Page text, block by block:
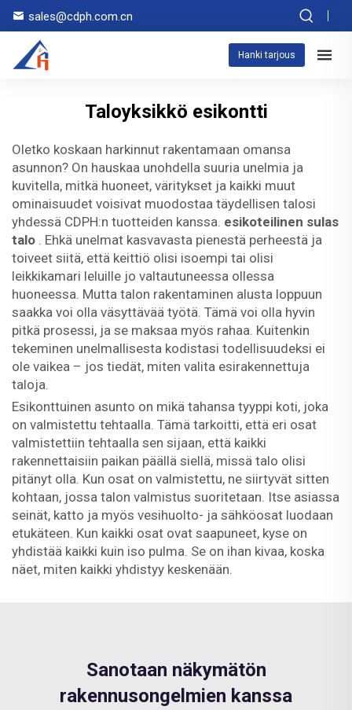
sales@cdph.com.cn
Hanki tarjous
Taloyksikkö esikontti
Oletko koskaan harkinnut rakentamaan omansa
asunnon? On hauskaa unohdella suuria unelmia ja
kuvitella, mitkä huoneet, väritykset ja kaikki muut
ominaisuudet voisivat muodostaa täydellisen talosi
yhdessä CDPH:n tuotteiden kanssa. esikoteilinen sulas
talo . Ehkä unelmat kasvavasta pienestä perheestä ja
toiveet siitä, että keittiö olisi isoempi tai olisi
leikkikamari leluille jo valtautuneessa ollessa
huoneessa. Mutta talon rakentaminen alusta loppuun
saakka voi olla väsyttävää työtä. Tämä voi olla hyvin
pitkä prosessi, ja se maksaa myös rahaa. Kuitenkin
tekeminen unelmallisesta kodistasi todellisuudeksi ei
ole vaikea – jos tiedät, miten valita esirakennettuja
taloja.
Esikonttuinen asunto on mikä tahansa tyyppi koti, joka
on valmistettu tehtaalla. Tämä tarkoitti, että eri osat
valmistettiin tehtaalla sen sijaan, että kaikki
rakennettaisiin paikan päällä siellä, missä talo olisi
pitänyt olla. Kun osat on valmistettu, ne siirtyvät sitten
kohtaan, jossa talon valmistus suoritetaan. Itse asiassa
seinät, katto ja myös vesihuolto- ja sähköosat luodaan
etukäteen. Kun kaikki osat ovat saapuneet, kyse on
yhdistää kaikki kuin iso pulma. Se on ihan kivaa, koska
näet, miten kaikki yhdistyy keskenään.
Sanotaan näkymätön
rakennusongelmien kanssa